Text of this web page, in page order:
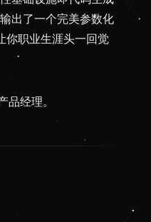
出了一个完美参数化
职业生涯头一回觉
经理。